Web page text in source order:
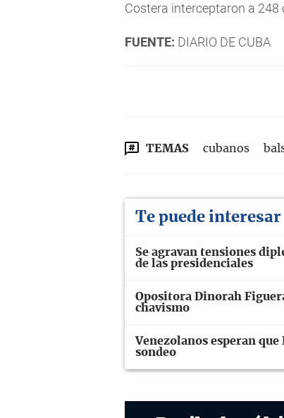
Costera interceptaron a 248
FUENTE: DIARIO DE CUBA
TEMAS cubanos
Te puede interesar
Se agravan tensiones
de las presidenciales
Opositora Dinorah
chavismo
Venezolanos esperan
sondeo